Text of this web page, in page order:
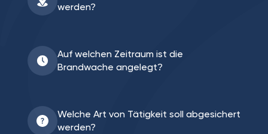
werden?
Auf welchen Zeitraum ist die
Brandwache angelegt?
Welche Art von Tätigkeit soll abgesichert
werden?